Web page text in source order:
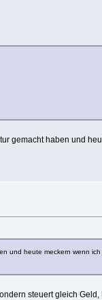
gemacht haben und
und heute meckern wenn
steuert gleich